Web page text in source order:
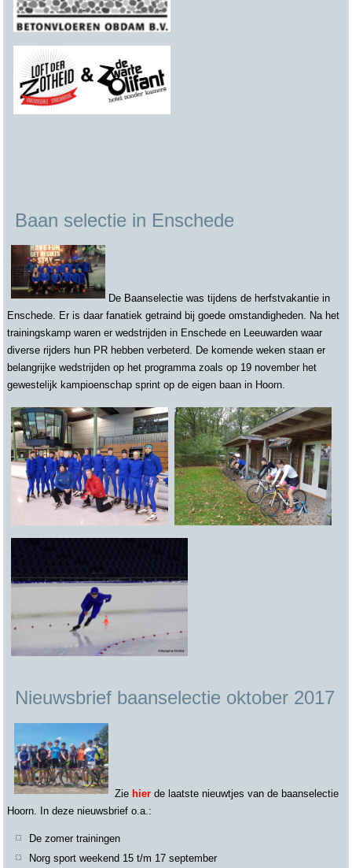
Baan selectie in Enschede
De Baanselectie was tijdens de herfstvakantie in
Enschede. Er is daar fanatiek getraind bij goede omstandigheden. Na het
trainingskamp waren er wedstrijden in Enschede en Leeuwarden waar
diverse rijders hun PR hebben verbeterd. De komende weken staan er
belangrijke wedstrijden op het programma zoals op 19 november het
gewestelijk kampioenschap sprint op de eigen baan in Hoorn.
Nieuwsbrief baanselectie oktober 2017
Zie hier de laatste nieuwtjes van de baanselectie
Hoorn. In deze nieuwsbrief o.a.:
De zomer trainingen
Norg sport weekend 15 t/m 17 september